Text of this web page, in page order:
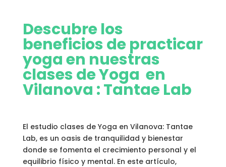
Descubre los
beneficios de practicar
yoga en nuestras
clases de Yoga en
Vilanova :Tantae Lab
El estudio clases de Yoga en Vilanova: Tantae
Lab, es un oasis de tranquilidad y bienestar
donde se fomenta el crecimiento personal y el
equilibrio físico y mental. En este artículo,